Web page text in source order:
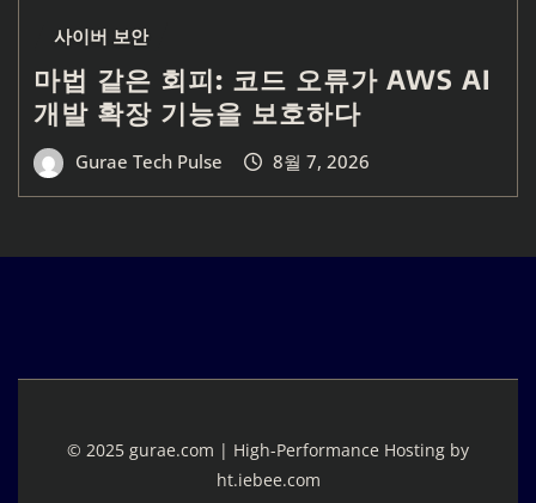
사이버 보안
마법 같은 회피: 코드 오류가 AWS AI
개발 확장 기능을 보호하다
Gurae Tech Pulse 8월 7, 2026
© 2025 gurae.com | High-Performance Hosting by
ht.iebee.com